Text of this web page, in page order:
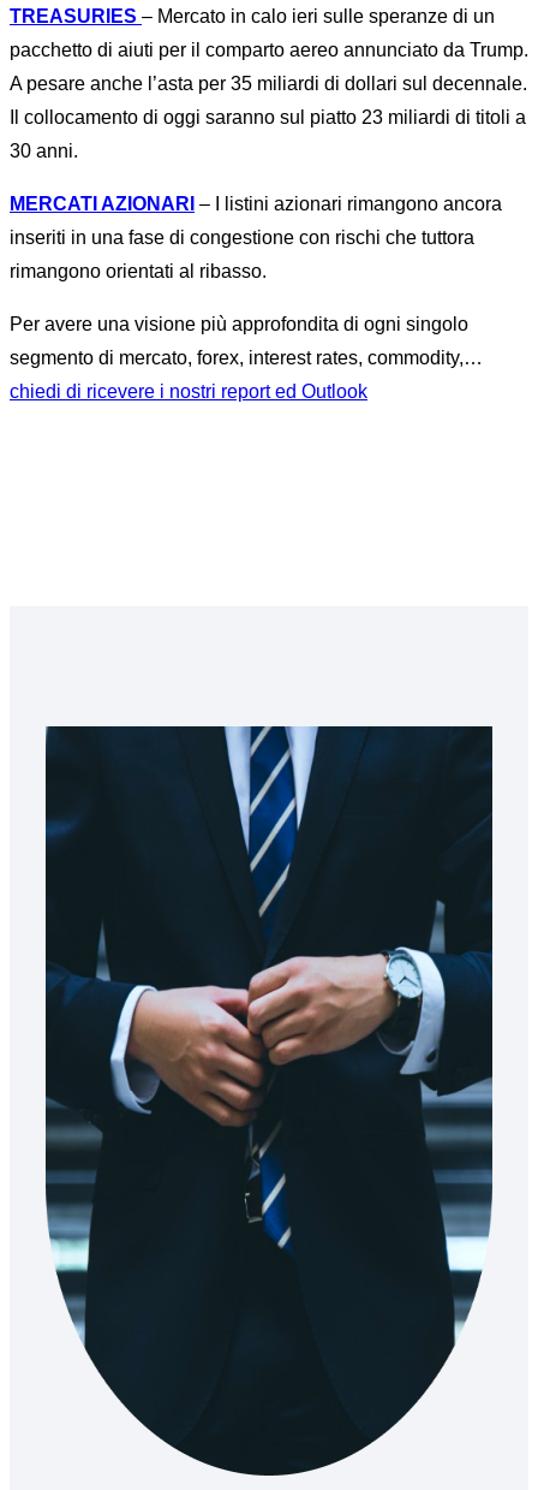
TREASURIES – Mercato in calo ieri sulle speranze di un
pacchetto di aiuti per il comparto aereo annunciato da Trump.
A pesare anche l’asta per 35 miliardi di dollari sul decennale.
Il collocamento di oggi saranno sul piatto 23 miliardi di titoli a
30 anni.
MERCATI AZIONARI – I listini azionari rimangono ancora
inseriti in una fase di congestione con rischi che tuttora
rimangono orientati al ribasso.
Per avere una visione più approfondita di ogni singolo
segmento di mercato, forex, interest rates, commodity,…
chiedi di ricevere i nostri report ed Outlook